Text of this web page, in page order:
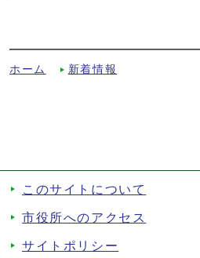
ホーム 新着情報
このサイトについて
市役所へのアクセス
サイトポリシー